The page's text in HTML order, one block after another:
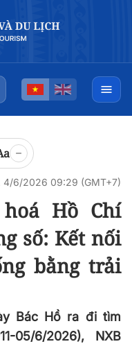
4/6/2026 09:29 (GMT+7)
Hồ Chí
số: Kết nối
bằng trải
Bác Hồ ra đi tìm
05/6/2026), NXB